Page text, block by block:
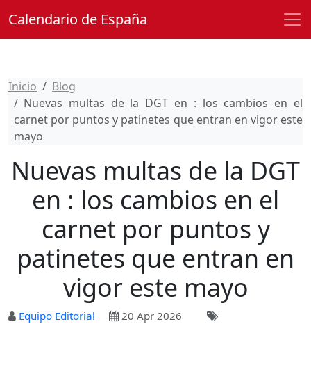
Calendario de España
Inicio
Blog
Nuevas multas de la DGT en : los cambios en el
carnet por puntos y patinetes que entran en vigor este
mayo
Nuevas multas de la DGT
en : los cambios en el
carnet por puntos y
patinetes que entran en
vigor este mayo
Equipo Editorial 20 Apr 2026